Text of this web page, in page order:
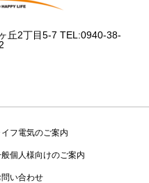
丘2丁目5-7 TEL:0940-38-
イフ電気のご案内
個人様向けのご案内
問い合わせ